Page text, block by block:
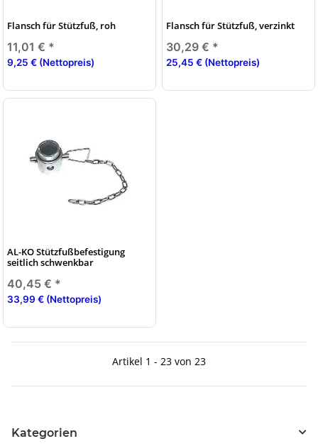
Flansch für Stützfuß, roh
11,01 € *
9,25 € (Nettopreis)
Flansch für Stützfuß, verzinkt
30,29 € *
25,45 € (Nettopreis)
AL-KO Stützfußbefestigung
seitlich schwenkbar
40,45 € *
33,99 € (Nettopreis)
Artikel 1 - 23 von 23
Kategorien